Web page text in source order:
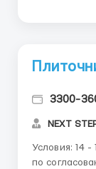
3300-
NEXT
Условия: 14 - 16 € / час; Пн. - Пт. 8-10 час / день. Сб.
по согласованию;